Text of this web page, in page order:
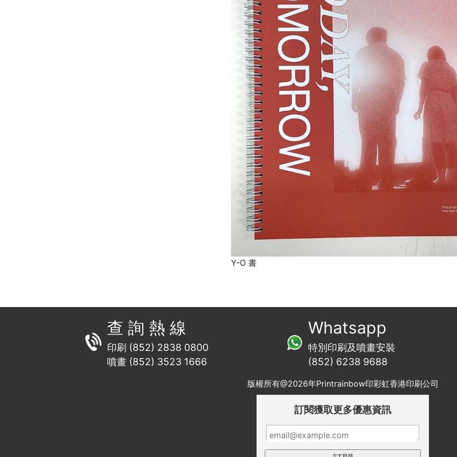
Y-O 書
查 詢 熱 線
印刷 (852) 2838 0800
噴畫 (852) 3523 1666
Whatsapp
特別印刷及噴畫安裝
(852) 6238 9688
版權所有@2026年Printrainbow印彩虹香港印刷公司
訂閱獲取更多優惠資訊